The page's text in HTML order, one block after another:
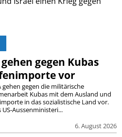
gehen gegen Kubas
vor
6. August 2026
gehen gegen die militärische
Kubas mit dem Ausland und
in das sozialistische Land vor.
US-Aussenministeri...